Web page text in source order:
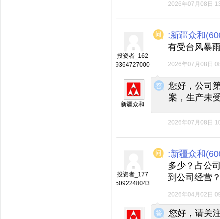
2026年07月08日
投资者_162
9364727000
:新疆众和
有受台风暴
2026年07月08日
◆
◆
新疆众和
您好，公司
案，生产未
2026年07月08日
投资者_177
5092248043
:新疆众和
多少？占公
到公司经营
2026年04月02日
◆
◆
您好，请关